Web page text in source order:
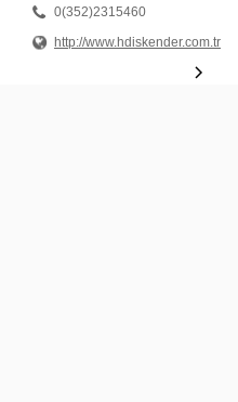
0(352)2315460
http://www.hdiskender.com.tr